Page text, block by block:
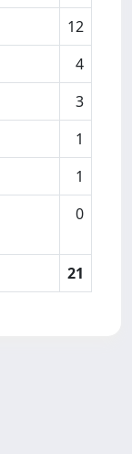
12
4
3
1
1
0
21